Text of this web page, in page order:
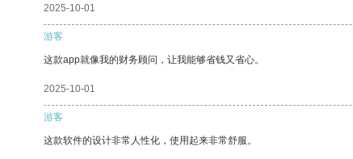
2025-10-01
游客
这款app就像我的财务顾问，让我能够省钱又省心。
2025-10-01
游客
这款软件的设计非常人性化，使用起来非常舒服。